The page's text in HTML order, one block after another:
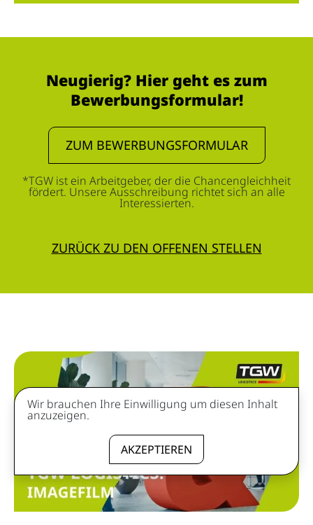
Neugierig? Hier geht es zum
Bewerbungsformular!
ZUM BEWERBUNGSFORMULAR
*TGW ist ein Arbeitgeber, der die Chancengleichheit
fördert. Unsere Ausschreibung richtet sich an alle
Interessierten.
ZURÜCK ZU DEN OFFENEN STELLEN
Wir brauchen Ihre Einwilligung um diesen Inhalt
anzuzeigen.
AKZEPTIEREN